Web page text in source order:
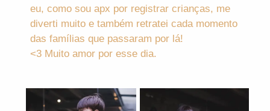
eu, como sou apx por registrar crianças, me
diverti muito e também retratei cada momento
das famílias que passaram por lá!
<3 Muito amor por esse dia.